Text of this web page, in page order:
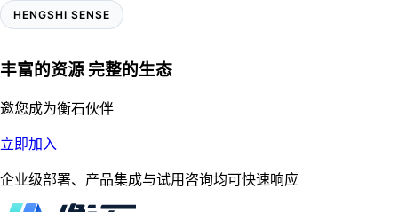
HENGSHI SENSE
丰富的资源 完整的生态
邀您成为衡石伙伴
立即加入
企业级部署、产品集成与试用咨询均可快速响应